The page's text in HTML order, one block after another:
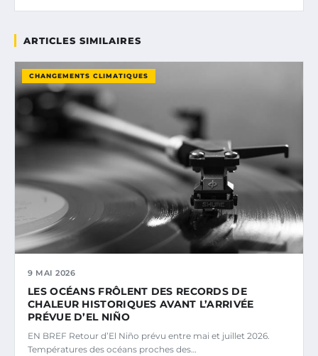
ARTICLES SIMILAIRES
CHANGEMENTS CLIMATIQUES
9 MAI 2026
LES OCÉANS FRÔLENT DES RECORDS DE
CHALEUR HISTORIQUES AVANT L’ARRIVÉE
PRÉVUE D’EL NIÑO
EN BREF Retour d’El Niño prévu entre mai et juillet 2026.
Températures des océans proches des…